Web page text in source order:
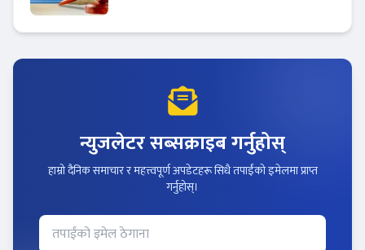
न्युजलेटर सब्सक्राइब गर्नुहोस्
हाम्रो दैनिक समाचार र महत्त्वपूर्ण अपडेटहरू सिधै तपाईंको इमेलमा प्राप्त
गर्नुहोस्।